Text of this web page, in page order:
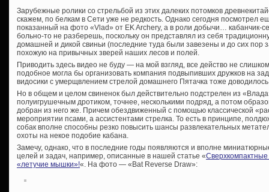
Зарубежные ролики со стрельбой из этих далеких потомков
скажем, по белкам в Сети уже не редкость. Однако сегодня посмотрел
показанный на фото «Vlad» от EK Archery, а в роли добычи… кабанчик-
больно-то не разберешь, поскольку он представлял из себя
домашней и дикой свиньи (последние туда были завезены и до сих пор
похожую на привычных зверей наших лесов и полей.
Приводить здесь видео не буду — на мой взгляд, все действо не
подобное могла бы организовать компания подвыпивших дружков на
видосики с умерщвлением стрелой домашнего Пятачка тоже доводилось
Но в общем и целом свиненок был действительно подстрелен из
полуигрушечным дротиком, точнее, несколькими подряд, а потом
добран из него же. Причем обездвиженный с помощью классической
мероприятии псами, а ассистентами стрелка. То есть в принципе,
собак вполне способны резко повысить шансы развлекательных
охоты на некое подобие кабана.
Замечу, однако, что в последние годы появляются и вполне
целей и задач, например, описанные в нашей статье «
«летучие мышки»!«. На фото — «Bat Reverse Draw»: